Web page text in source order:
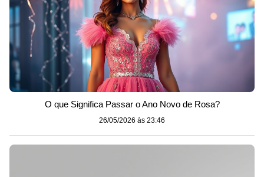
O que Significa Passar o Ano Novo de Rosa?
26/05/2026 às 23:46